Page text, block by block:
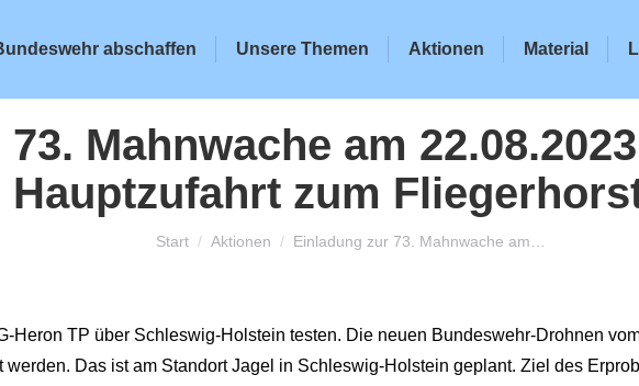
abschaffen Unsere Themen Aktionen Material
Mahnwache am
Hauptzufahrt zum
Sie befinden sich hier:
Start Aktionen Einladung zur 73. Mahnwache am…
Heron TP über Schleswig-Holstein testen. Die neuen Bundeswehr-Drohnen
Das ist am Standort Jagel in Schleswig-Holstein geplant. Ziel des